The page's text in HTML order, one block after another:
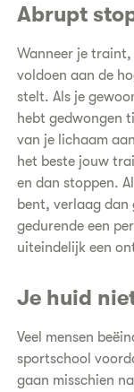
Abrupt
Wanneer je
voldoen aan de
stelt. Als je
hebt gedwongen
van je lichaam
het beste jouw
en dan stoppen.
bent, verlaag dan
gedurende een
uiteindelijk een
Je huid
Veel mensen
sportschool
gaan misschien